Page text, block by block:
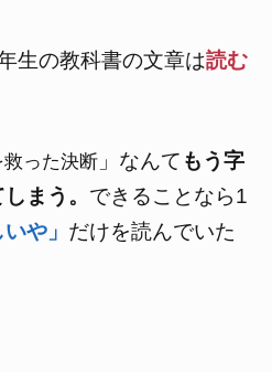
生の教科書の文章は読む
った決断 」なんて もう字
まう。 できることなら1
や」 だけを読んでいた